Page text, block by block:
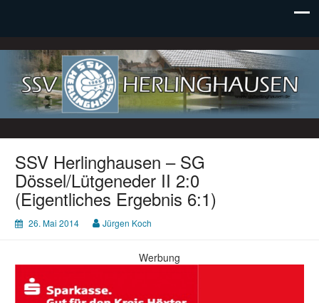
SSV Herlinghausen e. V.
SSV Herlinghausen – SG
Dössel/Lütgeneder II 2:0
(Eigentliches Ergebnis 6:1)
26. Mai 2014 Jürgen Koch
Werbung